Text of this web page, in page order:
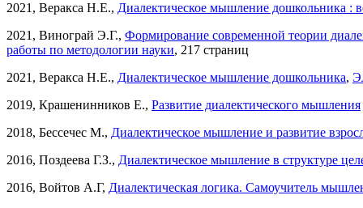
2021, Веракса Н.Е., Диалектическое мышление дошкольника :
2021, Винограй Э.Г., Формирование современной теории
работы по методологии науки, 217 страниц
2021, Веракса Н.Е., Диалектическое мышление дошкольника,
2019, Крашенинников Е., Развитие диалектического мышления
2018, Бессечес М., Диалектическое мышление и развитие
2016, Поздеева Г.З., Диалектическое мышление в структуре
2016, Войтов А.Г, Диалектическая логика. Самоучитель